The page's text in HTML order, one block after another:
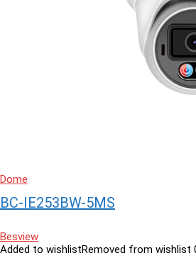
Dome
BC-IE253BW-5MS
Besview
Added to wishlistRemoved from wishlist